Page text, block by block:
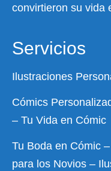
convirtieron su vida
Servicios
Ilustraciones
Cómics
– Tu Vida en Cómic
Tu Boda en Cómic
para los Novios –